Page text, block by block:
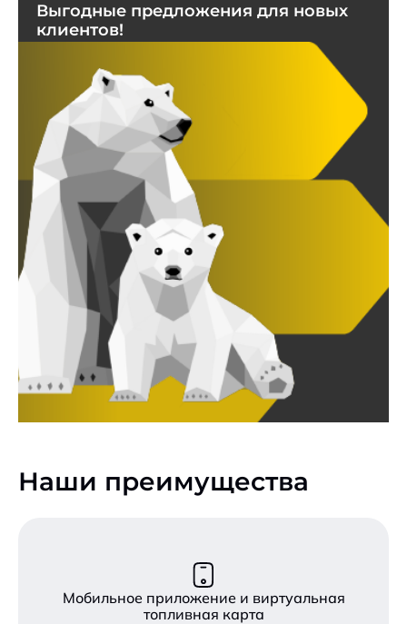
Выгодные предложения для новых
клиентов!
Наши преимущества
Мобильное приложение и виртуальная
топливная карта